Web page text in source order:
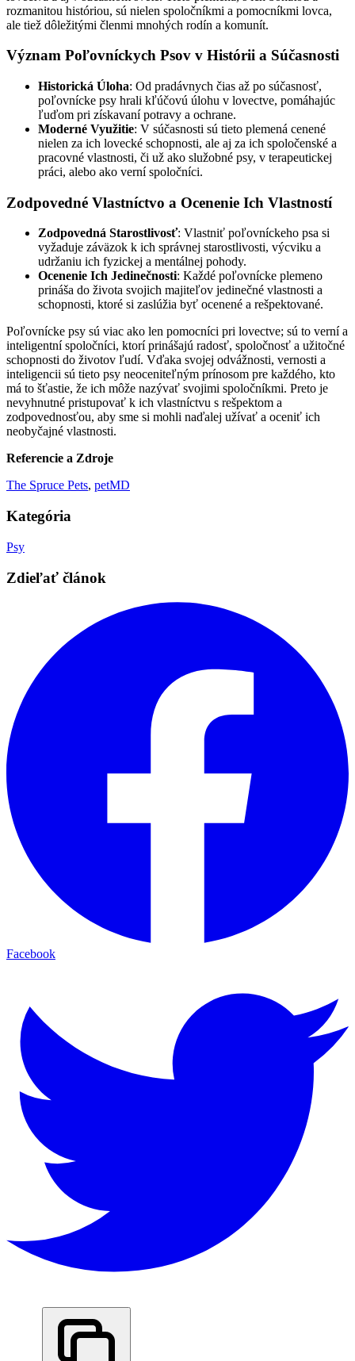
rozmanitou históriou, sú nielen spoločníkmi a pomocníkmi lovca,
ale tiež dôležitými členmi mnohých rodín a komunít.
Význam Poľovníckych Psov v Histórii a Súčasnosti
Historická Úloha: Od pradávnych čias až po súčasnosť,
poľovnícke psy hrali kľúčovú úlohu v lovectve, pomáhajúc
ľuďom pri získavaní potravy a ochrane.
Moderné Využitie: V súčasnosti sú tieto plemená cenené
nielen za ich lovecké schopnosti, ale aj za ich spoločenské a
pracovné vlastnosti, či už ako služobné psy, v terapeutickej
práci, alebo ako verní spoločníci.
Zodpovedné Vlastníctvo a Ocenenie Ich Vlastností
Zodpovedná Starostlivosť: Vlastniť poľovníckeho psa si
vyžaduje záväzok k ich správnej starostlivosti, výcviku a
udržaniu ich fyzickej a mentálnej pohody.
Ocenenie Ich Jedinečnosti: Každé poľovnícke plemeno
prináša do života svojich majiteľov jedinečné vlastnosti a
schopnosti, ktoré si zaslúžia byť ocenené a rešpektované.
Poľovnícke psy sú viac ako len pomocníci pri lovectve; sú to verní a
inteligentní spoločníci, ktorí prinášajú radosť, spoločnosť a užitočné
schopnosti do životov ľudí. Vďaka svojej odvážnosti, vernosti a
inteligencii sú tieto psy neoceniteľným prínosom pre každého, kto
má to šťastie, že ich môže nazývať svojimi spoločníkmi. Preto je
nevyhnutné pristupovať k ich vlastníctvu s rešpektom a
zodpovednosťou, aby sme si mohli naďalej užívať a oceniť ich
neobyčajné vlastnosti.
Referencie a Zdroje
The Spruce Pets, petMD
Kategória
Psy
Zdieľať článok
Facebook